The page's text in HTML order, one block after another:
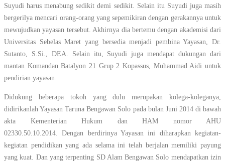
Suyudi harus menabung sedikit demi sedikit. Selain itu Suyudi juga masih
bergerilya mencari orang-orang yang sepemikiran dengan gerakannya untuk
mewujudkan yayasan tersebut. Akhirnya dia bertemu dengan akademisi dari
Universitas Sebelas Maret yang bersedia menjadi pembina Yayasan, Dr.
Sutanto, S.Si., DEA. Selain itu, Suyudi juga mendapat dukungan dari
mantan Komandan Batalyon 21 Grup 2 Kopassus, Muhammad Aidi untuk
pendirian yayasan.
Didukung beberapa tokoh yang dulu merupakan kolega-koleganya,
didirikanlah Yayasan Taruna Bengawan Solo pada bulan Juni 2014 di bawah
akta Kementerian Hukum dan HAM nomor AHU
02330.50.10.2014. Dengan berdirinya Yayasan ini diharapkan kegiatan-
kegiatan pendidikan yang ada selama ini telah berjalan memiliki payung
yang kuat. Dan yang terpenting SD Alam Bengawan Solo mendapatkan izin